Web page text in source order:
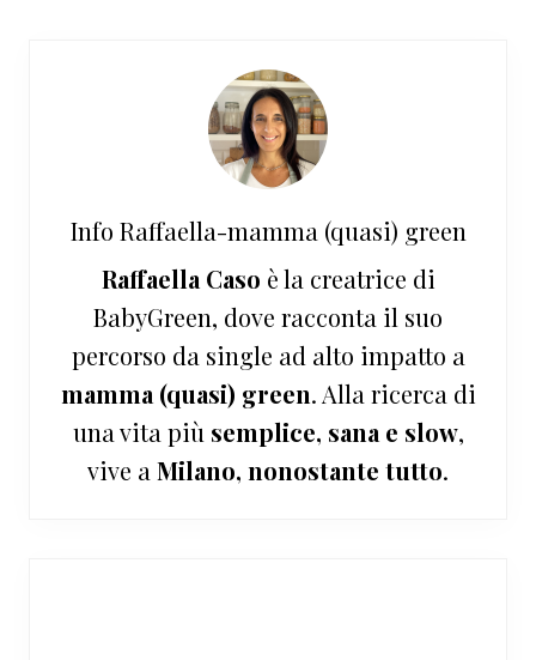
Info Raffaella-mamma (quasi) green
Raffaella Caso è la creatrice di
BabyGreen, dove racconta il suo
percorso da single ad alto impatto a
mamma (quasi) green. Alla ricerca di
una vita più semplice, sana e slow,
vive a Milano, nonostante tutto.